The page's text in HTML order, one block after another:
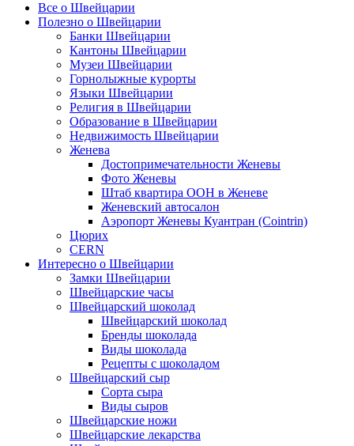
Все о Швейцарии
Полезно о Швейцарии
Банки Швейцарии
Кантоны Швейцарии
Музеи Швейцарии
Горнолыжные курорты
Языки Швейцарии
Религия в Швейцарии
Образование в Швейцарии
Недвижимость Швейцарии
Женева
Достопримечательности Женевы
Фото Женевы
Штаб квартира ООН в Женеве
Женевский автосалон
Аэропорт Женевы Куантран (Cointrin)
Цюрих
CERN
Интересно о Швейцарии
Замки Швейцарии
Швейцарские часы
Швейцарский шоколад
Швейцарский шоколад
Бренды шоколада
Виды шоколада
Рецепты с шоколадом
Швейцарский сыр
Сорта сыра
Виды сыров
Швейцарские ножи
Швейцарские лекарства